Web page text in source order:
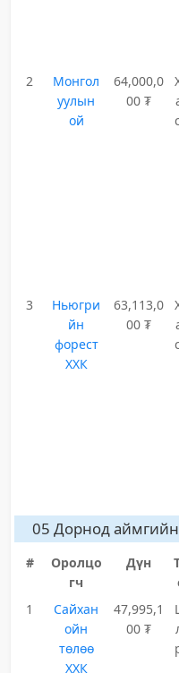
2
Монгол
уулын
ой
64,000,0
00 ₮
3
Ньюгри
йн
форест
ХХК
63,113,0
00 ₮
05 Дорнод
#
Оролцо
гч
Дүн
1
Сайхан
ойн
төлөө
ХХК
47,995,1
00 ₮